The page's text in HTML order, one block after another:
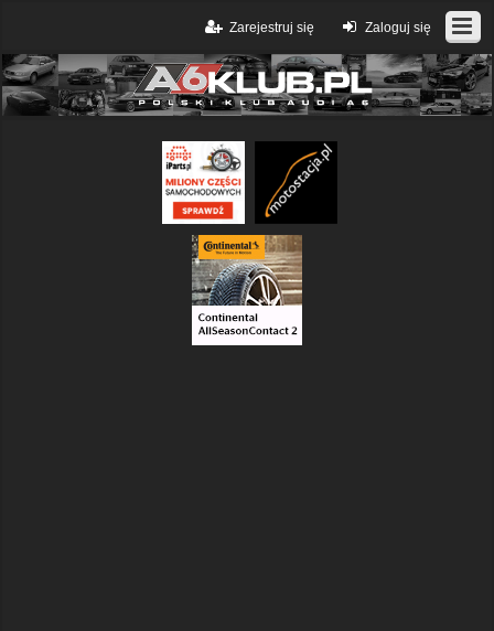
Zaloguj się
Zarejestruj się